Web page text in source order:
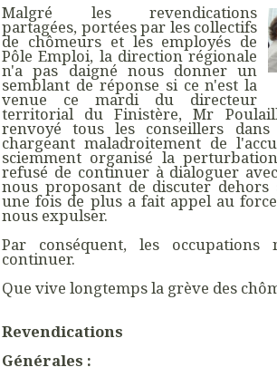
Malgré les revendications
partagées, portées par les collectifs
de chômeurs et les employés de
Pôle Emploi, la direction régionale
n'a pas daigné nous donner un
semblant de réponse si ce n'est la
venue ce mardi du directeur
territorial du Finistère, Mr
renvoyé tous les conseillers
chargeant maladroitement de
sciemment organisé la
refusé de continuer à dialoguer
nous proposant de discuter
une fois de plus a fait appel au
nous expulser.
Par conséquent, les occupations
continuer.
Que vive longtemps la grève des
Revendications
Générales :